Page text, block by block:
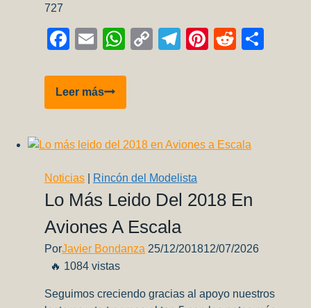
727
Facebook
EmailWhatsApp
CopyTelegram
Pinterest
Reddit
Leer másAirbus
320
Lan
–
Limpiando
las
piezas
Parte
Noticias Rincón del Modelista
Lo Más Leido Del 2018 En
Aviones A Escala
PorJavier Bondanza 25/12/201812/07/2026
🔥 1084 vistas
Seguimos creciendo gracias al apoyo nuestros